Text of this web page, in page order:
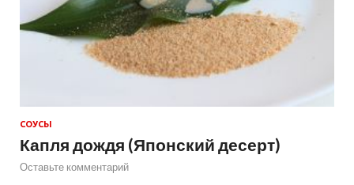
СОУСЫ
Капля дождя (Японский десерт)
Оставьте комментарий